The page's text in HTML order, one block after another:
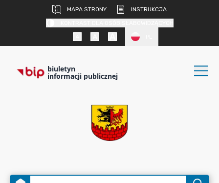
MAPA STRONY
INSTRUKCJA
biuletyn
informacji publicznej